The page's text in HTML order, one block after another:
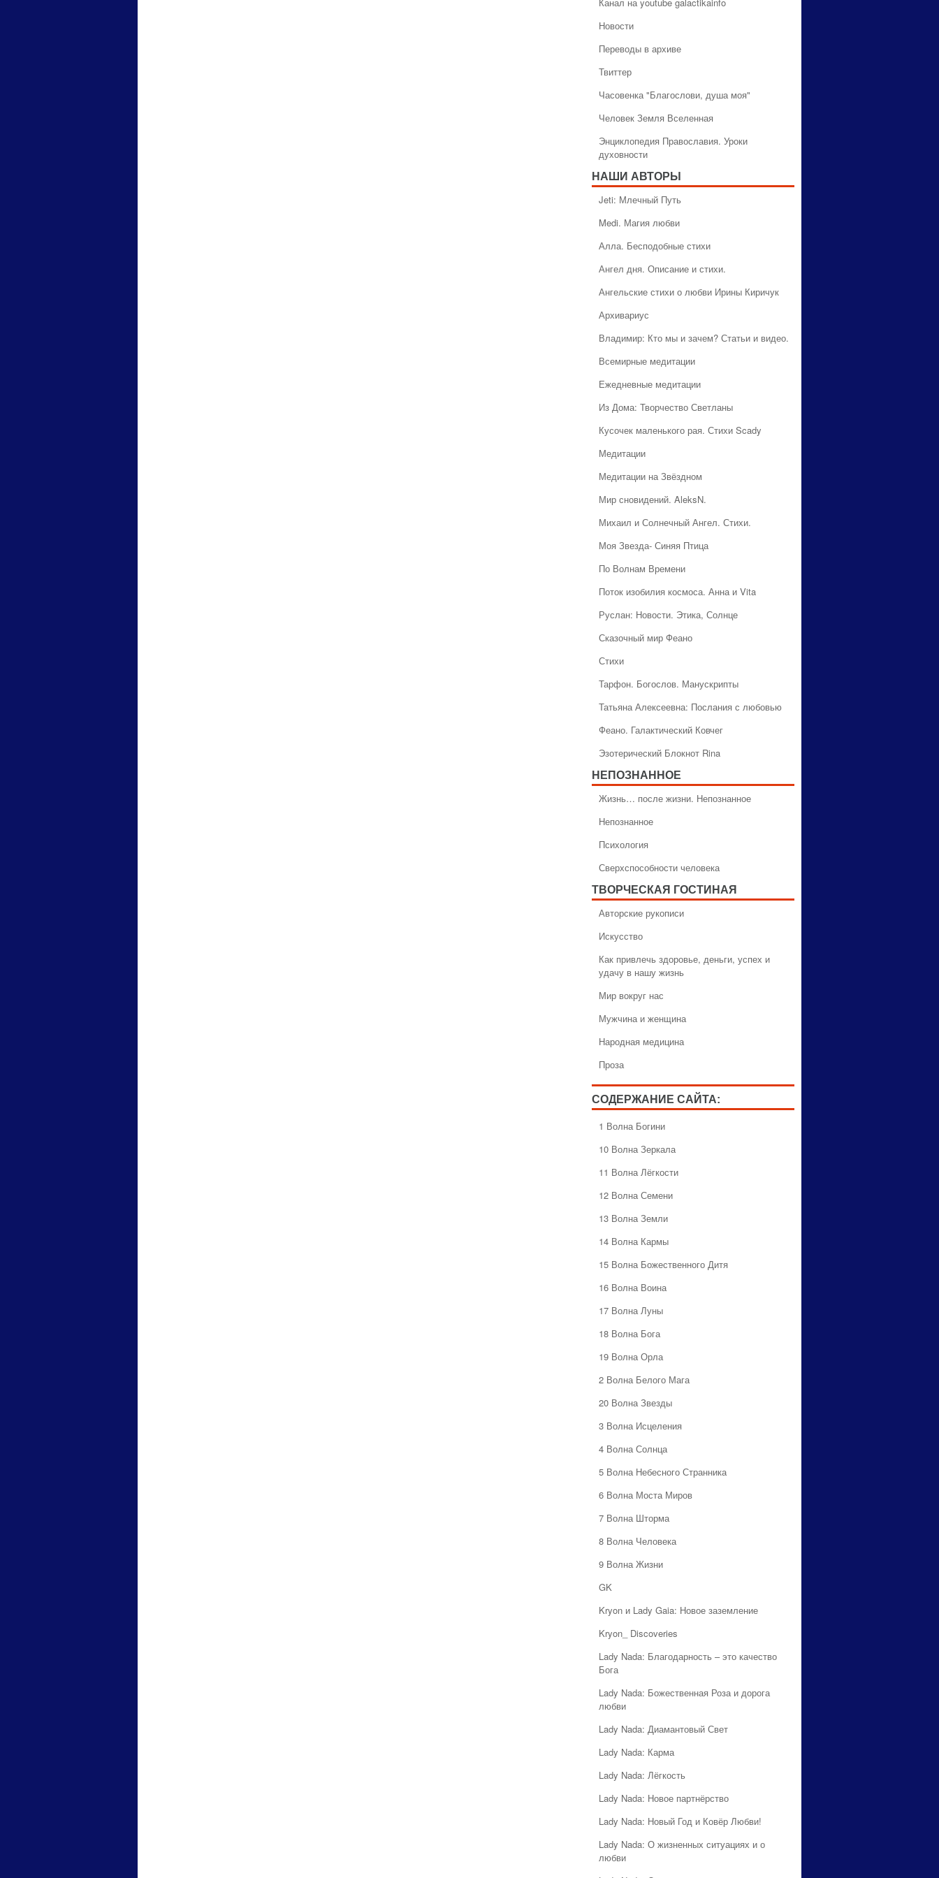
Новости
Переводы в архиве
Твиттер
Часовенка "Благослови, душа моя"
Человек Земля Вселенная
Энциклопедия Православия. Уроки
духовности
НАШИ АВТОРЫ
Jeti: Млечный Путь
Medi. Магия любви
Алла. Бесподобные стихи
Ангел дня. Описание и стихи.
Ангельские стихи о любви Ирины Киричук
Архивариус
Владимир: Кто мы и зачем? Статьи и видео.
Всемирные медитации
Ежедневные медитации
Из Дома: Творчество Светланы
Кусочек маленького рая. Стихи Scady
Медитации
Медитации на Звёздном
Мир сновидений. AleksN.
Михаил и Солнечный Ангел. Стихи.
Моя Звезда- Синяя Птица
По Волнам Времени
Поток изобилия космоса. Анна и Vita
Руслан: Новости. Этика, Солнце
Сказочный мир Феано
Стихи
Тарфон. Богослов. Манускрипты
Татьяна Алексеевна: Послания с любовью
Феано. Галактический Ковчег
Эзотерический Блокнот Rina
НЕПОЗНАННОЕ
Жизнь… после жизни. Непознанное
Непознанное
Психология
Сверхспособности человека
ТВОРЧЕСКАЯ ГОСТИНАЯ
Авторские рукописи
Искусство
Как привлечь здоровье, деньги, успех и
удачу в нашу жизнь
Мир вокруг нас
Мужчина и женщина
Народная медицина
Проза
СОДЕРЖАНИЕ САЙТА:
1 Волна Богини
10 Волна Зеркала
11 Волна Лёгкости
12 Волна Семени
13 Волна Земли
14 Волна Кармы
15 Волна Божественного Дитя
16 Волна Воина
17 Волна Луны
18 Волна Бога
19 Волна Орла
2 Волна Белого Мага
20 Волна Звезды
3 Волна Исцеления
4 Волна Солнца
5 Волна Небесного Странника
6 Волна Моста Миров
7 Волна Шторма
8 Волна Человека
9 Волна Жизни
GK
Kryon и Lady Gaia: Новое заземление
Kryon_ Discoveries
Lady Nada: Благодарность – это качество
Бога
Lady Nada: Божественная Роза и дорога
любви
Lady Nada: Диамантовый Свет
Lady Nada: Карма
Lady Nada: Лёгкость
Lady Nada: Новое партнёрство
Lady Nada: Новый Год и Ковёр Любви!
Lady Nada: О жизненных ситуациях и о
любви